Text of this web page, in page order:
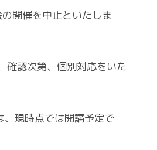
開催を中止といたしま
確認次第、個別対応をいた
現時点では開講予定で